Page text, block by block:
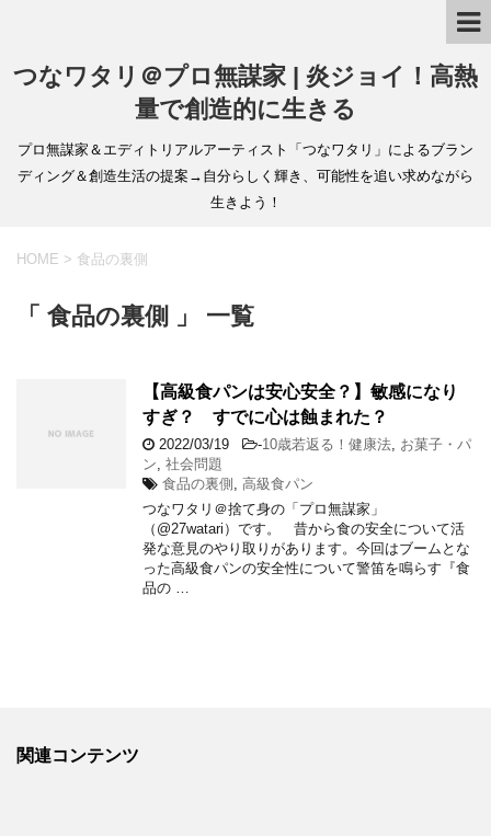
つなワタリ＠プロ無謀家 | 炎ジョイ！高熱
量で創造的に生きる
プロ無謀家＆エディトリアルアーティスト「つなワタリ」によるブラン
ディング＆創造生活の提案→自分らしく輝き、可能性を追い求めながら
生きよう！
HOME > 食品の裏側
「 食品の裏側 」 一覧
【高級食パンは安心安全？】敏感になり
すぎ？ すでに心は蝕まれた？
2022/03/19 -10歳若返る！健康法 お菓子・パ
ン 社会問題
食品の裏側 高級食パン
つなワタリ＠捨て身の「プロ無謀家」
（@27watari）です。 昔から食の安全について活
発な意見のやり取りがあります。今回はブームとな
った高級食パンの安全性について警笛を鳴らす『食
品の …
関連コンテンツ